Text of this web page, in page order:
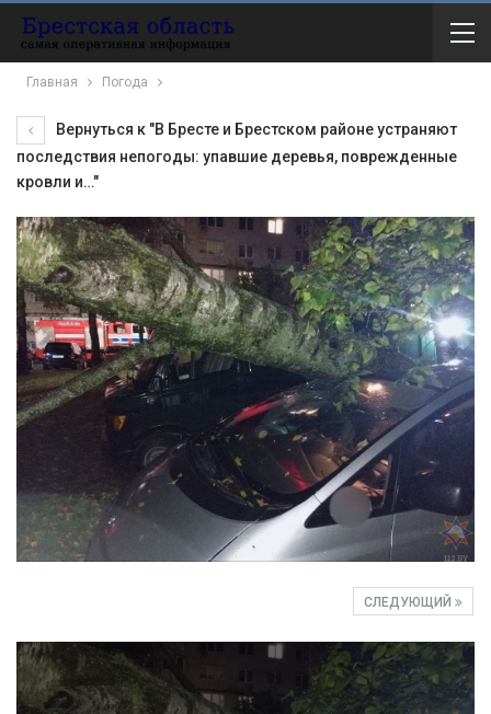
Главная Погода
Вернуться к "В Бресте и Брестском районе устраняют
последствия непогоды: упавшие деревья, поврежденные
кровли и…"
СЛЕДУЮЩИЙ